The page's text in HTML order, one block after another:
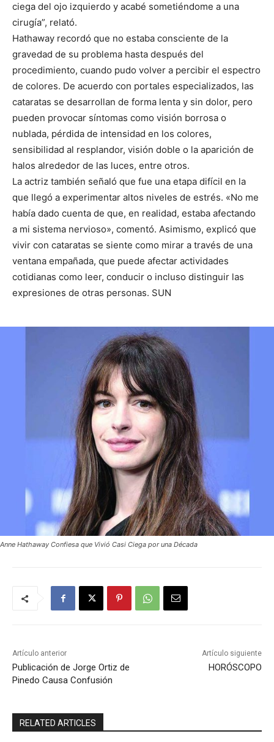
ciega del ojo izquierdo y acabé sometiéndome a una
cirugía”, relató.
Hathaway recordó que no estaba consciente de la
gravedad de su problema hasta después del
procedimiento, cuando pudo volver a percibir el espectro
de colores. De acuerdo con portales especializados, las
cataratas se desarrollan de forma lenta y sin dolor, pero
pueden provocar síntomas como visión borrosa o
nublada, pérdida de intensidad en los colores,
sensibilidad al resplandor, visión doble o la aparición de
halos alrededor de las luces, entre otros.
La actriz también señaló que fue una etapa difícil en la
que llegó a experimentar altos niveles de estrés. «No me
había dado cuenta de que, en realidad, estaba afectando
a mi sistema nervioso», comentó. Asimismo, explicó que
vivir con cataratas se siente como mirar a través de una
ventana empañada, que puede afectar actividades
cotidianas como leer, conducir o incluso distinguir las
expresiones de otras personas. SUN
Anne Hathaway Confiesa que Vivió Casi Ciega por una Década
Artículo anterior
Publicación de Jorge Ortiz de
Pinedo Causa Confusión
Artículo siguiente
HORÓSCOPO
RELATED ARTICLES